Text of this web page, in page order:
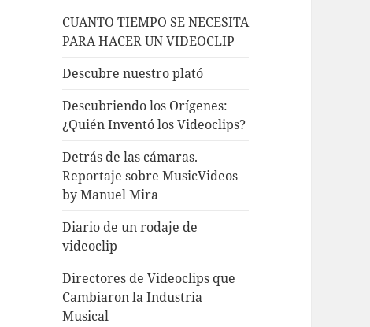
CUANTO TIEMPO SE NECESITA
PARA HACER UN VIDEOCLIP
Descubre nuestro plató
Descubriendo los Orígenes:
¿Quién Inventó los Videoclips?
Detrás de las cámaras.
Reportaje sobre MusicVideos
by Manuel Mira
Diario de un rodaje de
videoclip
Directores de Videoclips que
Cambiaron la Industria
Musical